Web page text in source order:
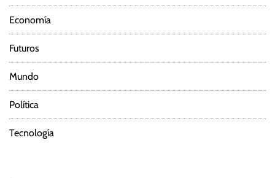
Economía
Futuros
Mundo
Política
Tecnología